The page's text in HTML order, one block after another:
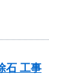
石 工事